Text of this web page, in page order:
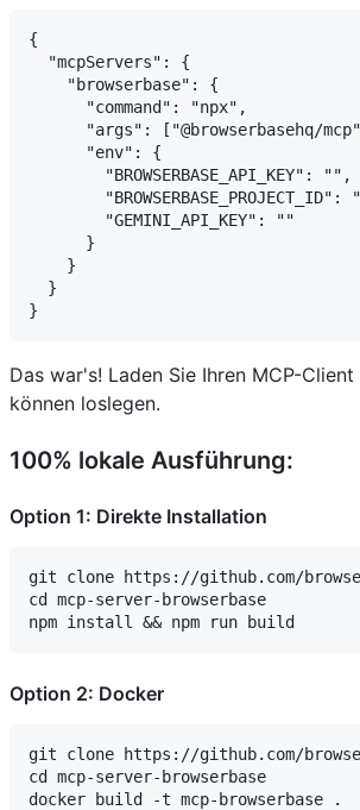
{
  "mcpServers": {
    "browserbase": {
      "command": "npx",
"args": ["@browserbasehq/
      "env": {
        "BROWSERBASE_API_KEY": "",
"BROWSERBASE_PROJECT_ID":
        "GEMINI_API_KEY": ""
      }
    }
  }
Das war's! Laden Sie Ihren MCP-Client
können loslegen.
100% lokale Ausführung:
Option 1: Direkte Installation
git clone https://github.com/
cd mcp-server-browserbase
Option 2: Docker
git clone https://github.com/
cd mcp-server-browserbase